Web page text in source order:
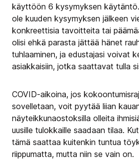
käyttöön 6 kysymyksen
ole kuuden kysymyksen jälkeen
konkreettisia tavoitteita tai
olisi ehkä parasta jättää hänet
tuhlaaminen, ja edustajasi voivat
asiakkaisiin, jotka saattavat tulla
COVID-aikoina, jos
sovelletaan, voit pyytää liian
näyteikkunaostoksilla olleita
uusille tulokkaille saadaan tilaa.
tämä saattaa kuitenkin tuntua
riippumatta, mutta niin se vain on.